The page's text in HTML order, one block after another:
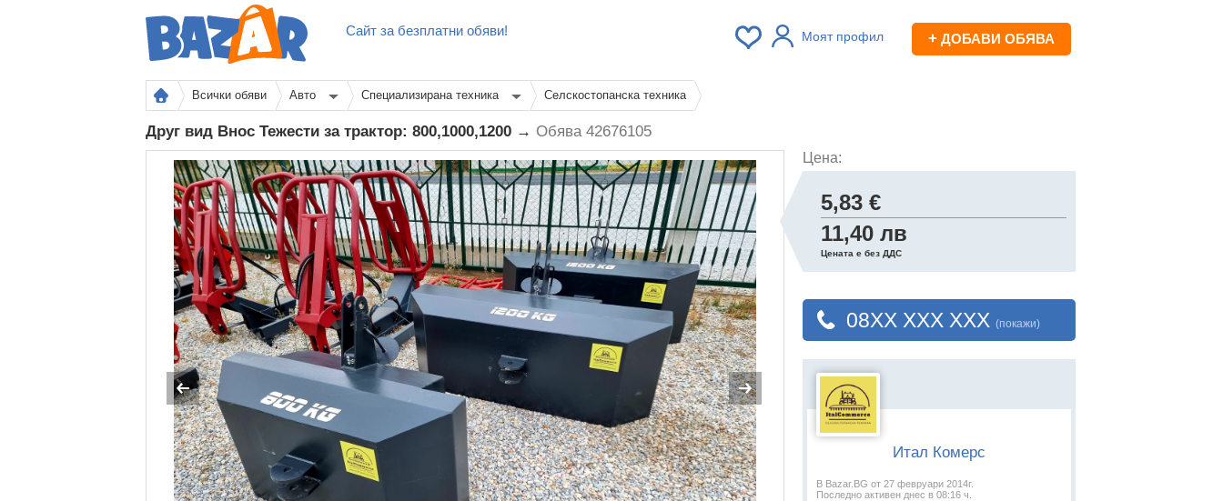
Сайт за безплатни обяви! Моят профил + ДОБАВИ ОБЯВА
Всички обяви Авто Специализирана техника Селскостопанска техника
Друг вид Внос Тежести за трактор: 800,1000,1200 → Обява 42676105
Цена:
5,83 €
11,40 лв
Цената е без ДДС
08XX XXX XXX (покажи)
Итал Комерс
В Bazar.BG от 27 февруари 2014г.
Последно активен днес в 08:16 ч.